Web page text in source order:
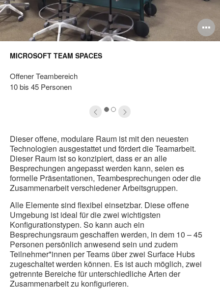
MICROSOFT TEAM SPACES
Offener Teambereich
10 bis 45 Personen
12
Dieser offene, modulare Raum ist mit den neuesten
Technologien ausgestattet und fördert die Teamarbeit.
Dieser Raum ist so konzipiert, dass er an alle
Besprechungen angepasst werden kann, seien es
formelle Präsentationen, Teambesprechungen oder die
Zusammenarbeit verschiedener Arbeitsgruppen.
Alle Elemente sind flexibel einsetzbar. Diese offene
Umgebung ist ideal für die zwei wichtigsten
Konfigurationstypen. So kann auch ein
Besprechungsraum geschaffen werden, in dem 10 – 45
Personen persönlich anwesend sein und zudem
Teilnehmer*innen per Teams über zwei Surface Hubs
zugeschaltet werden können. Es ist auch möglich, zwei
getrennte Bereiche für unterschiedliche Arten der
Zusammenarbeit zu konfigurieren.